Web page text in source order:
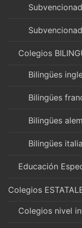
Colegios
Bilingües
Bilingües
Bilingües
Bilingües
Educación
Colegios
Colegios nivel